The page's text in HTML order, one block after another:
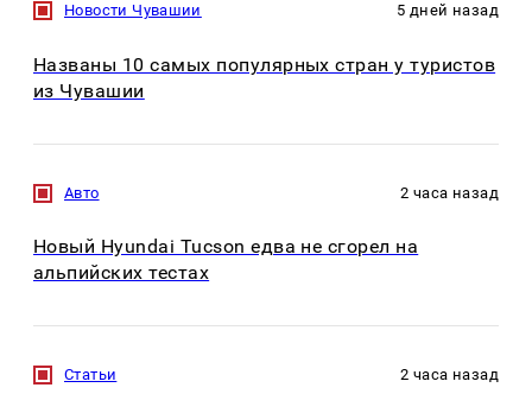
Новости Чувашии 5 дней назад
Названы 10 самых популярных стран у туристов
из Чувашии
Авто 2 часа назад
Новый Hyundai Tucson едва не сгорел на
альпийских тестах
Статьи 2 часа назад